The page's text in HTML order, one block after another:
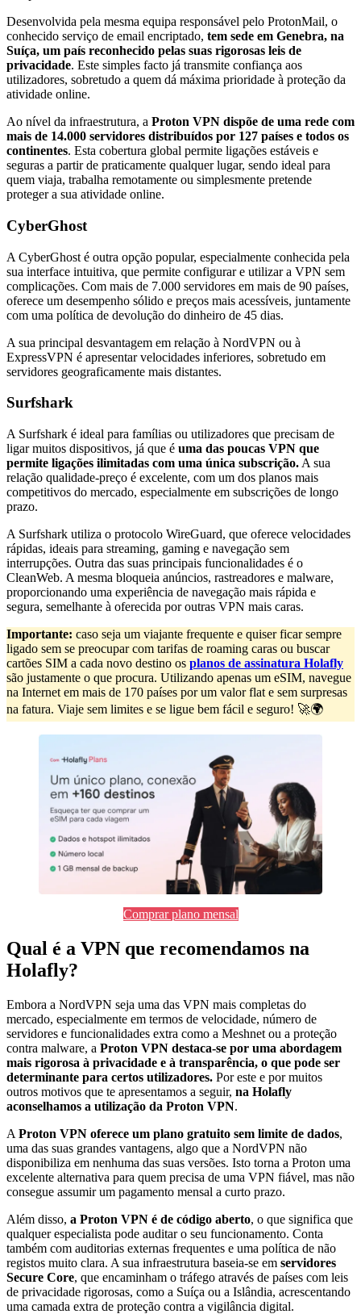
Desenvolvida pela mesma equipa responsável pelo ProtonMail, o
conhecido serviço de email encriptado, tem sede em Genebra, na
Suíça, um país reconhecido pelas suas rigorosas leis de
privacidade. Este simples facto já transmite confiança aos
utilizadores, sobretudo a quem dá máxima prioridade à proteção da
atividade online.
Ao nível da infraestrutura, a Proton VPN dispõe de uma rede com
mais de 14.000 servidores distribuídos por 127 países e todos os
continentes. Esta cobertura global permite ligações estáveis e
seguras a partir de praticamente qualquer lugar, sendo ideal para
quem viaja, trabalha remotamente ou simplesmente pretende
proteger a sua atividade online.
CyberGhost
A CyberGhost é outra opção popular, especialmente conhecida pela
sua interface intuitiva, que permite configurar e utilizar a VPN sem
complicações. Com mais de 7.000 servidores em mais de 90 países,
oferece um desempenho sólido e preços mais acessíveis, juntamente
com uma política de devolução do dinheiro de 45 dias.
A sua principal desvantagem em relação à NordVPN ou à
ExpressVPN é apresentar velocidades inferiores, sobretudo em
servidores geograficamente mais distantes.
Surfshark
A Surfshark é ideal para famílias ou utilizadores que precisam de
ligar muitos dispositivos, já que é uma das poucas VPN que
permite ligações ilimitadas com uma única subscrição. A sua
relação qualidade-preço é excelente, com um dos planos mais
competitivos do mercado, especialmente em subscrições de longo
prazo.
A Surfshark utiliza o protocolo WireGuard, que oferece velocidades
rápidas, ideais para streaming, gaming e navegação sem
interrupções. Outra das suas principais funcionalidades é o
CleanWeb. A mesma bloqueia anúncios, rastreadores e malware,
proporcionando uma experiência de navegação mais rápida e
segura, semelhante à oferecida por outras VPN mais caras.
Importante: caso seja um viajante frequente e quiser ficar sempre
ligado sem se preocupar com tarifas de roaming caras ou buscar
cartões SIM a cada novo destino os planos de assinatura Holafly
são justamente o que procura. Utilizando apenas um eSIM, navegue
na Internet em mais de 170 países por um valor flat e sem surpresas
na fatura. Viaje sem limites e se ligue bem fácil e seguro! 🚀🌍
Comprar plano mensal
Qual é a VPN que recomendamos na
Holafly?
Embora a NordVPN seja uma das VPN mais completas do
mercado, especialmente em termos de velocidade, número de
servidores e funcionalidades extra como a Meshnet ou a proteção
contra malware, a Proton VPN destaca-se por uma abordagem
mais rigorosa à privacidade e à transparência, o que pode ser
determinante para certos utilizadores. Por este e por muitos
outros motivos que te apresentamos a seguir, na Holafly
aconselhamos a utilização da Proton VPN.
A Proton VPN oferece um plano gratuito sem limite de dados,
uma das suas grandes vantagens, algo que a NordVPN não
disponibiliza em nenhuma das suas versões. Isto torna a Proton uma
excelente alternativa para quem precisa de uma VPN fiável, mas não
consegue assumir um pagamento mensal a curto prazo.
Além disso, a Proton VPN é de código aberto, o que significa que
qualquer especialista pode auditar o seu funcionamento. Conta
também com auditorias externas frequentes e uma política de não
registos muito clara. A sua infraestrutura baseia-se em servidores
Secure Core, que encaminham o tráfego através de países com leis
de privacidade rigorosas, como a Suíça ou a Islândia, acrescentando
uma camada extra de proteção contra a vigilância digital.